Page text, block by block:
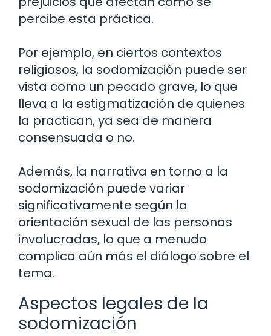
percibe esta práctica.
Por ejemplo, en ciertos contextos
religiosos, la sodomización puede ser
vista como un pecado grave, lo que
lleva a la estigmatización de quienes
la practican, ya sea de manera
consensuada o no.
Además, la narrativa en torno a la
sodomización puede variar
significativamente según la
orientación sexual de las personas
involucradas, lo que a menudo
complica aún más el diálogo sobre el
tema.
Aspectos legales de la
sodomización